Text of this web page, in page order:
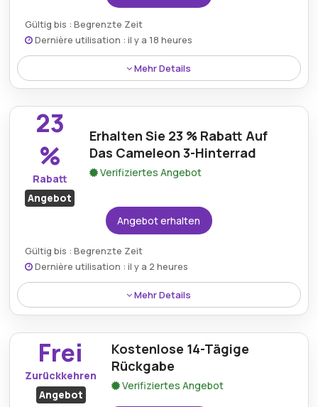
Gültig bis : Begrenzte Zeit
Dernière utilisation : il y a 18 heures
Mehr Details
Sichern Sie sich 43 % Rabatt, wenn Sie sich für die
Abc Design Wickeltasche entscheiden, die auf
Komfort und moderne Elternbedürfnisse ausgelegt
23
%
Rabatt
Angebot
Erhalten Sie 23 % Rabatt Auf
Das Cameleon 3-Hinterrad
Verifiziertes Angebot
Angebot erhalten
Gültig bis : Begrenzte Zeit
Dernière utilisation : il y a 2 heures
Mehr Details
Reduzieren Sie die Kosten um 23 % beim Cameleon
3-Hinterrad, einem unverzichtbaren Ersatz für eine
verbesserte Leistung des Kinderwagens.
Frei
Zurückkehren
Angebot
Kostenlose 14-Tägige
Rückgabe
Verifiziertes Angebot